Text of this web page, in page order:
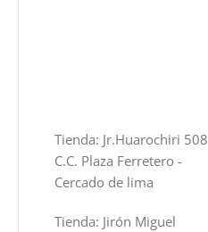
Tienda: Jr.Huarochiri 508
C.C. Plaza Ferretero -
Cercado de lima
Tienda: Jirón Miguel